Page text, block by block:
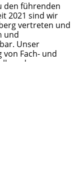
den führenden
2021 sind wir
vertreten und
und
Unser
Fach- und
und